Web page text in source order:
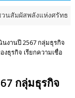
ห่งศรัทธา ร่วมงาน "ห่ม
นงานปี 2567 กลุ่มธุรกิจ
ธุรกิจ เรียกความเชื่อ
กลุ่มธุรกิจ